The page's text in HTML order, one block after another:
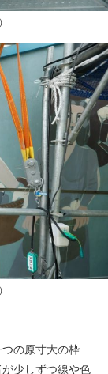
の原寸大の枠
少しずつ線や色